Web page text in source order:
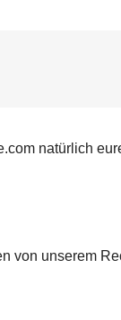
natürlich
von unserem